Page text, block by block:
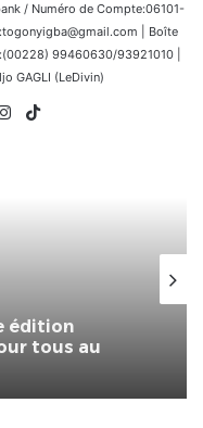
/ Numéro de Compte:06101-
| Boîte
99460630/93921010 |
GAGLI (LeDivin)
Instagram
édition
tous au